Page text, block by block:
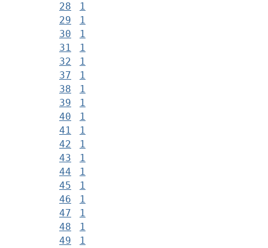
28
1
29
1
30
1
31
1
32
1
37
1
38
1
39
1
40
1
41
1
42
1
43
1
44
1
45
1
46
1
47
1
48
1
49
1